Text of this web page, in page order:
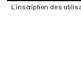
L’inscription des